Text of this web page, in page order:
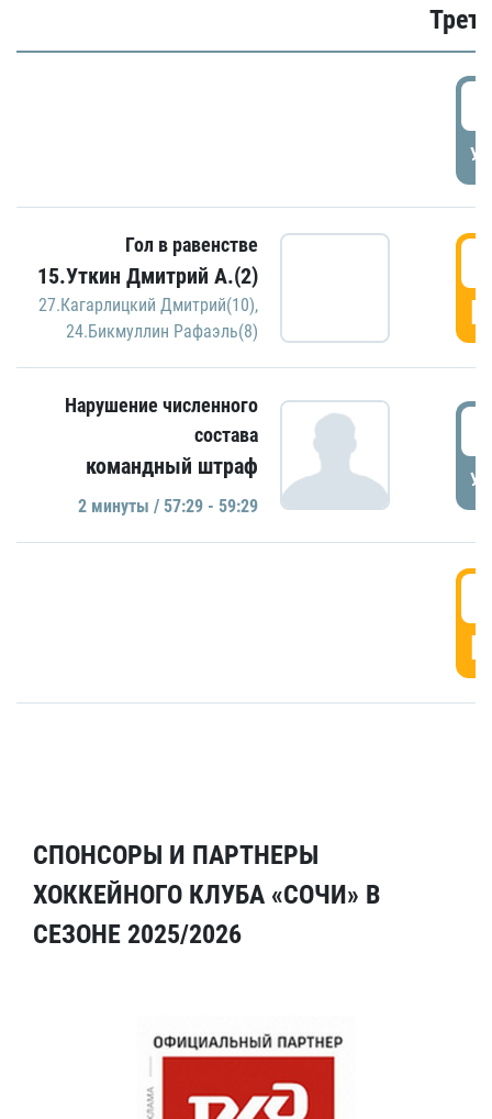
Гол в равенстве
15.Уткин Дмитрий А.(2)
27.Кагарлицкий Дмитрий(10),
24.Бикмуллин Рафаэль(8)
Нарушение численного
состава
командный штраф
2 минуты / 57:29 - 59:29
СПОНСОРЫ И ПАРТНЕРЫ
ХОККЕЙНОГО КЛУБА «СОЧИ» В
СЕЗОНЕ 2025/2026